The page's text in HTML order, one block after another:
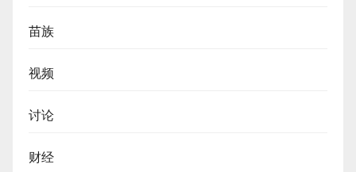
苗族
视频
讨论
财经